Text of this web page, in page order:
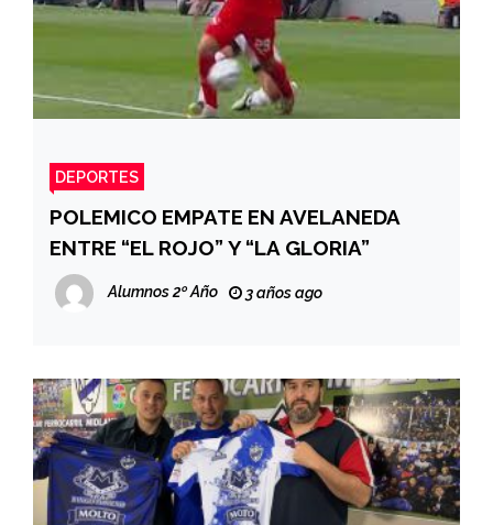
DEPORTES
POLEMICO EMPATE EN AVELANEDA
ENTRE “EL ROJO” Y “LA GLORIA”
Alumnos 2º Año 3 años ago